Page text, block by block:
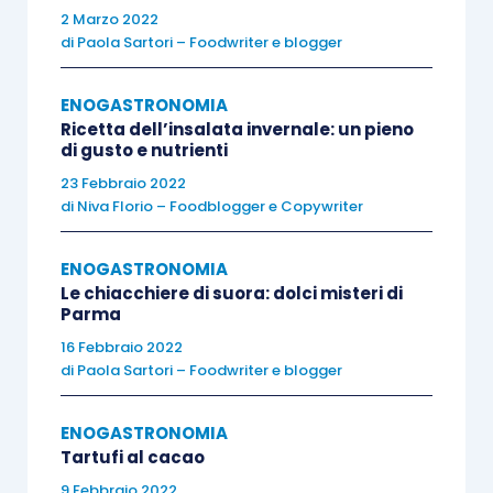
cucina è inoltre un
ingrediente molto versatile
per zuppe, risotti e contorni e si presta anche
come ingrediente per fantastici dolci, torte
salate, nella preparazione di pane e focacce.
Inoltre regala il meglio di sé nei ripieni di quelle
meraviglie gastronomiche che sono i tortelli di
2 Marzo 2022
di Paola Sartori – Foodwriter e blogger
ENOGASTRONOMIA
Ricetta dell’insalata invernale: un pieno
di gusto e nutrienti
23 Febbraio 2022
di Niva Florio – Foodblogger e Copywriter
ENOGASTRONOMIA
Le chiacchiere di suora: dolci misteri di
Parma
16 Febbraio 2022
di Paola Sartori – Foodwriter e blogger
ENOGASTRONOMIA
Tartufi al cacao